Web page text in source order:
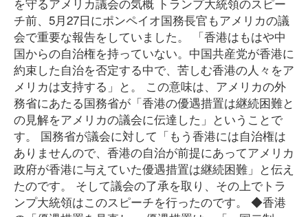
チ前、5月27日にポンペイオ国務長官もアメリカの議
会で重要な報告をしていました。 「香港はもはや中
国からの自治権を持っていない。中国共産党が香港に
約束した自治を否定する中で、苦しむ香港の人々をア
メリカは支持する」と。 この意味は、アメリカの外
務省にあたる国務省が「香港の優遇措置は継続困難と
の見解をアメリカの議会に伝達した」ということで
す。 国務省が議会に対して「もう香港には自治権は
ありませんので、香港の自治が前提にあってアメリカ
政府が香港に与えていた優遇措置は継続困難」と伝え
たのです。 そして議会の了承を取り、その上でトラ
ンプ大統領はこのスピーチを行ったのです。 ◆香港